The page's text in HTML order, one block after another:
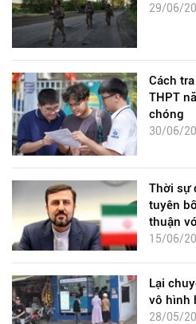
29/06/
Cách
THPT
chóng
30/06/
Thời sự
tuyên
thuận
15/06/
Lại
vô hình
28/05/